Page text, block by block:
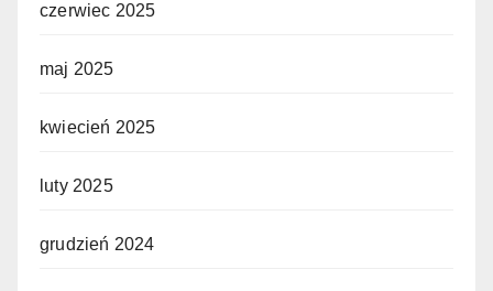
czerwiec 2025
maj 2025
kwiecień 2025
luty 2025
grudzień 2024